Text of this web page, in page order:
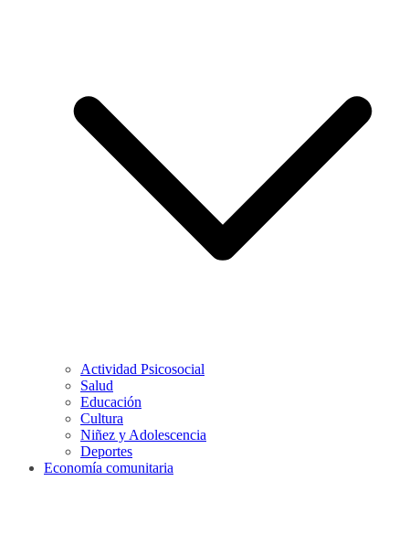
Actividad Psicosocial
Salud
Educación
Cultura
Niñez y Adolescencia
Deportes
Economía comunitaria